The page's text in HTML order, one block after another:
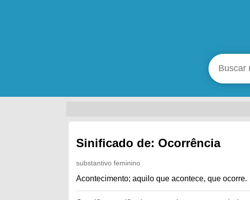
Sinificado de: Ocorrência
substantivo feminino
Acontecimento; aquilo que acontece, que ocorre.